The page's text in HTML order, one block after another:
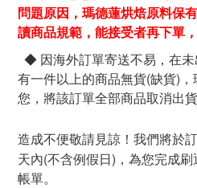
問題原因，瑪德蓮烘焙原料保
讀商品規範，能接受者再下單，
◆ 因海外訂單寄送不易，在
有一件以上的商品無貨(缺貨)
您，將該訂單全部商品取消出
造成不便敬請見諒！我們將於
天內(不含例假日)，為您完成
帳單。